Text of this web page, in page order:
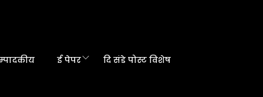
ई पेपर दि संडे पोस्ट विशेष